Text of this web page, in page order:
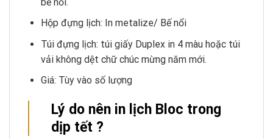
Hộp đựng lịch: In metalize/ Bế nổi
Túi đựng lịch: túi giấy Duplex in 4 màu hoặc túi
vải không dệt chữ chúc mừng năm mới.
Giá: Tùy vào số lượng
Lý do nên in lịch Bloc trong
dịp tết ?